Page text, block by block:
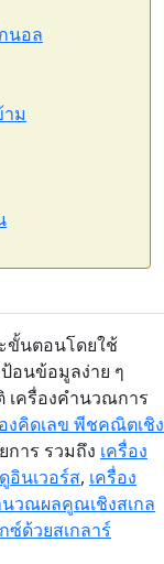
นอล
ม
ขั้นตอนโดยใช้
อนข้อมูลง่าย ๆ
เครื่องคำนวณการ
งคิดเลข พีชคณิตเชิง
การ รวมถึง เครื่อง
อินเวอร์ส, เครื่อง
นวณผลคูณเชิงสเกล
ด้วยสเกลาร์